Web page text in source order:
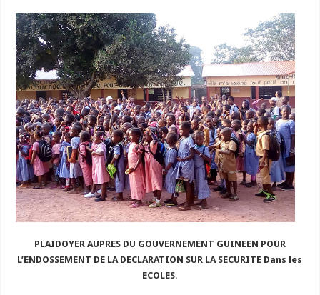
PLAIDOYER AUPRES DU GOUVERNEMENT GUINEEN POUR
L’ENDOSSEMENT DE LA DECLARATION SUR LA SECURITE Dans les
ECOLES.